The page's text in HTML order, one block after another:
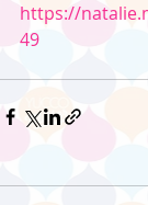
https://
49